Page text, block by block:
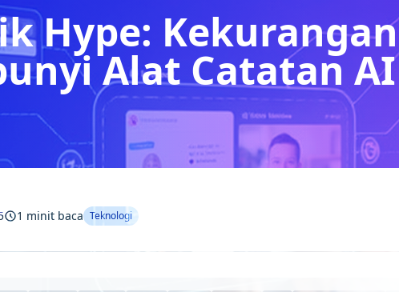
Hype: Kekurangan
Alat Catatan AI
1 minit baca Teknologi